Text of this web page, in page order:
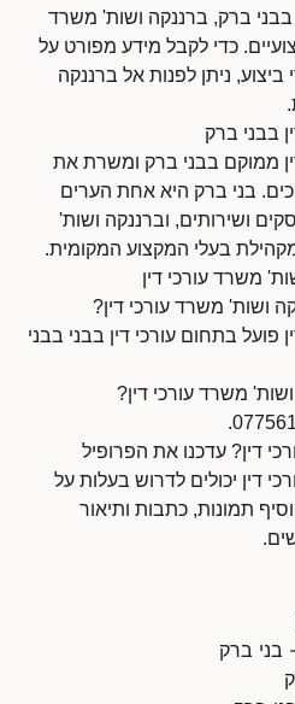
בבני ברק, ברננקה ושות' משרד
כדי לקבל מידע מפורט על
ביצוע, ניתן לפנות אל ברננקה
בבני ברק
ממוקם בבני ברק ומשרת את
בני ברק היא אחת הערים
ושירותים, וברננקה ושות'
בעלי המקצוע המקומית.
משרד עורכי דין
ושות' משרד עורכי דין?
פועל בתחום עורכי דין בבני בבני
משרד עורכי דין?
דין? עדכנו את הפרופיל
דין יכולים לדרוש בעלות על
תמונות, כתבות ותיאור
בני ברק